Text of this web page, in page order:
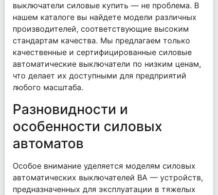
выключатели силовые купить — не проблема. В
нашем каталоге вы найдете модели различных
производителей, соответствующие высоким
стандартам качества. Мы предлагаем только
качественные и сертифицированные силовые
автоматические выключатели по низким ценам,
что делает их доступными для предприятий
любого масштаба.
Разновидности и
особенности силовых
автоматов
Особое внимание уделяется моделям силовых
автоматических выключателей ВА — устройств,
предназначенных для эксплуатации в тяжелых